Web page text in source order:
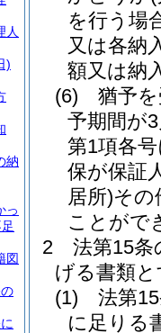
を行う場
又は各納
額又は納
(6)
猶予
予期間が
第1項各
保が保証
居所)その
ことがで
2
法第15
げる書類
(1)
法第
に足りる
人
)
納
っ
図